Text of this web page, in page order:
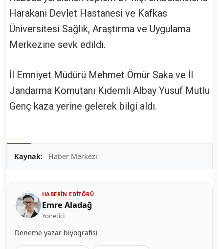
Harakani Devlet Hastanesi ve Kafkas
Üniversitesi Sağlık, Araştırma ve Uygulama
Merkezine sevk edildi.
İl Emniyet Müdürü Mehmet Ömür Saka ve İl
Jandarma Komutanı Kıdemli Albay Yusuf Mutlu
Genç kaza yerine gelerek bilgi aldı.
Kaynak: Haber Merkezi
HABERIN EDITÖRÜ
Emre Aladağ
Yönetici
Deneme yazar biyografisi